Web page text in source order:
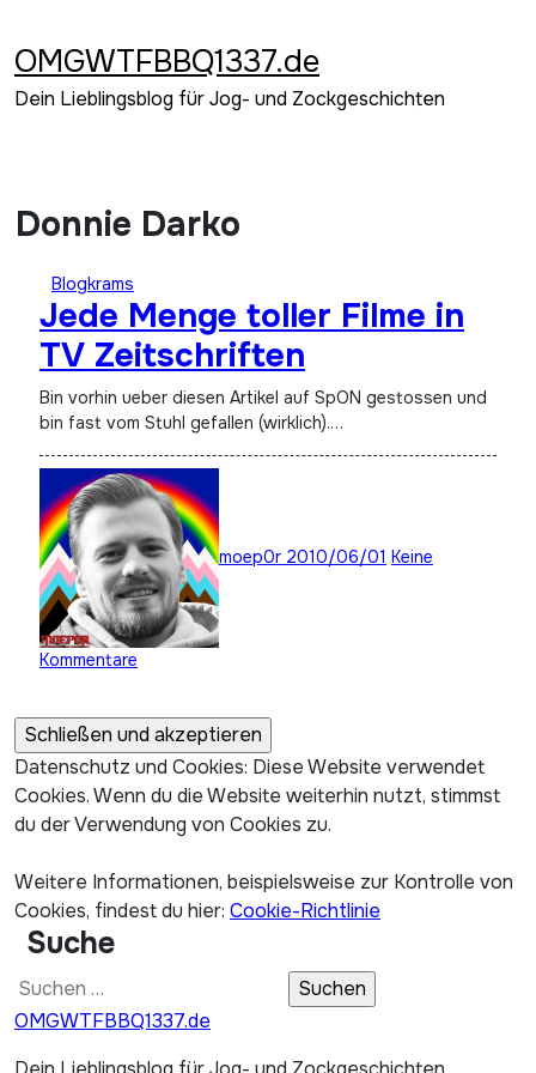
springen
OMGWTFBBQ1337.de
Dein Lieblingsblog für Jog- und Zockgeschichten
Donnie Darko
Blogkrams
Jede Menge toller Filme in
TV Zeitschriften
Bin vorhin ueber diesen Artikel auf SpON gestossen und
bin fast vom Stuhl gefallen (wirklich).…
moep0r 2010/06/01 Keine
Kommentare
Datenschutz und Cookies: Diese Website verwendet
Cookies. Wenn du die Website weiterhin nutzt, stimmst
du der Verwendung von Cookies zu.
Weitere Informationen, beispielsweise zur Kontrolle von
Cookies, findest du hier: Cookie-Richtlinie
Suche
Suchen
nach:
OMGWTFBBQ1337.de